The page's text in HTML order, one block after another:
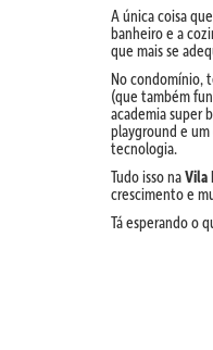
A única coisa
banheiro e a
que mais se
No condomínio,
(que também
academia super
playground e
tecnologia.
Tudo isso naVila
crescimento e
Tá esperando o